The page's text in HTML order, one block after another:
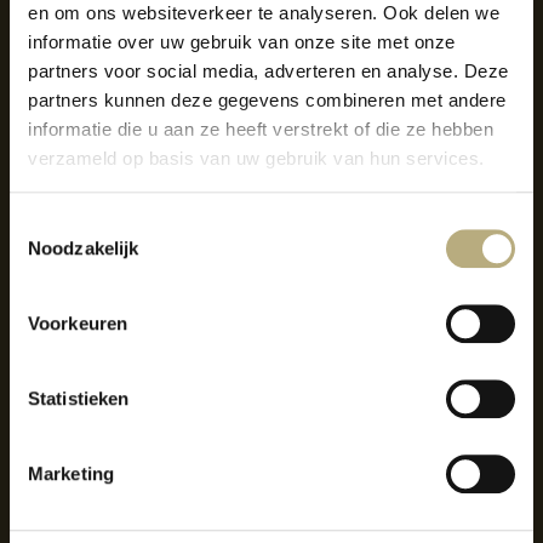
en om ons websiteverkeer te analyseren. Ook delen we
informatie over uw gebruik van onze site met onze
partners voor social media, adverteren en analyse. Deze
partners kunnen deze gegevens combineren met andere
informatie die u aan ze heeft verstrekt of die ze hebben
verzameld op basis van uw gebruik van hun services.
Noodzakelijk
Voorkeuren
Statistieken
Marketing
NIET GEVONDEN